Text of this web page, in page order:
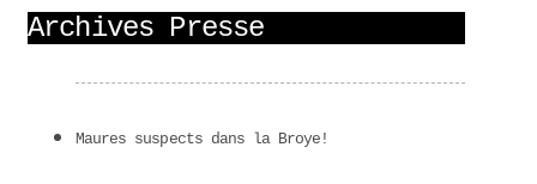
Archives Presse
Maures suspects dans la Broye!